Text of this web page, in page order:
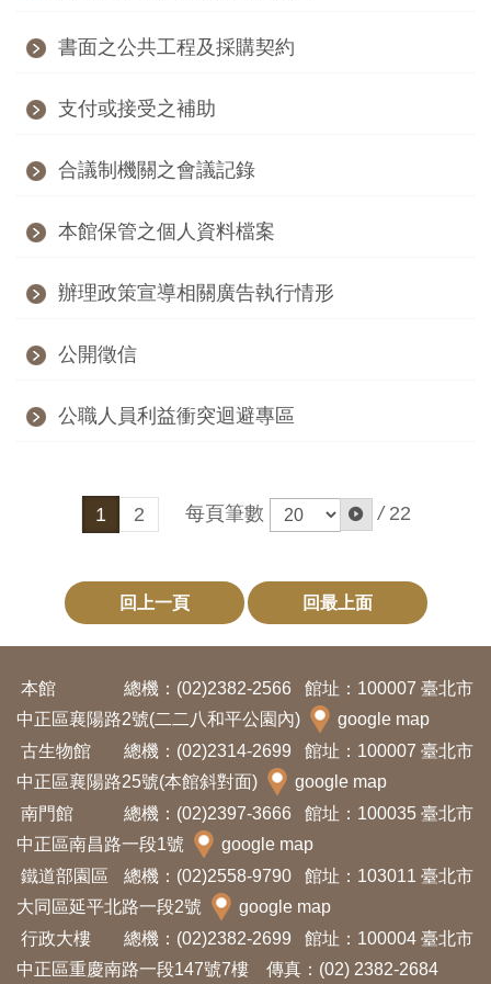
藏
究
民
務
政
權
與
資
安
宣
告
書面之公共工程及採購契約
支付或接受之補助
合議制機關之會議記錄
本館保管之個人資料檔案
辦理政策宣導相關廣告執行情形
公開徵信
公職人員利益衝突迴避專區
1 2 每頁筆數 / 22
回上一頁 回最上面
本館 總機：(02)2382-2566
館址：100007 臺北市
中正區襄陽路2號(二二八和平公園內)
google map
古生物館
總機：(02)2314-2699
館址：100007 臺北市
中正區襄陽路25號(本館斜對面)
google map
南門館
總機：(02)2397-3666
館址：100035 臺北市
中正區南昌路一段1號
google map
鐵道部園區
總機：(02)2558-9790
館址：103011 臺北市
大同區延平北路一段2號
google map
行政大樓
總機：(02)2382-2699
館址：100004 臺北市
中正區重慶南路一段147號7樓 傳真：(02) 2382-2684